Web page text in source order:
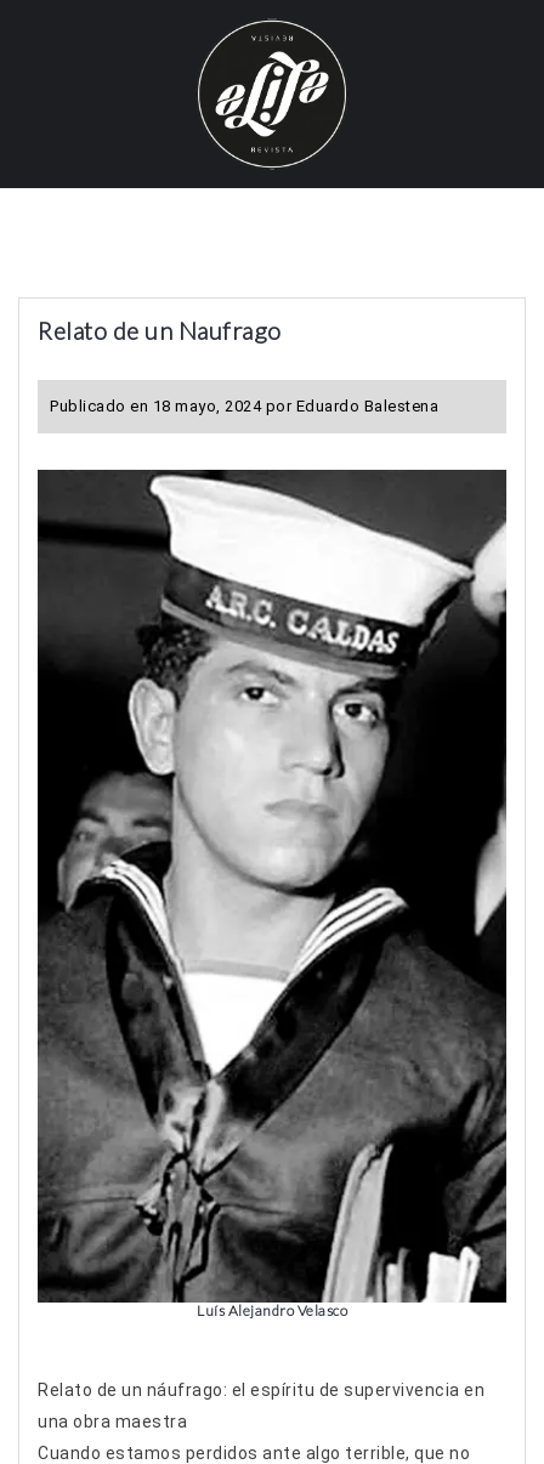
Relato de un Naufrago
Publicado en 18 mayo, 2024por Eduardo Balestena
Luís Alejandro Velasco
Relato de un náufrago: el espíritu de supervivencia en
una obra maestra
Cuando estamos perdidos ante algo terrible, que no